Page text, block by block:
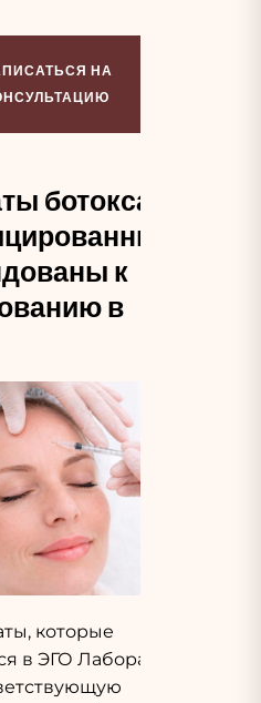
НА
ботокса
и
к
в
которые
в ЭГО Лаборатории